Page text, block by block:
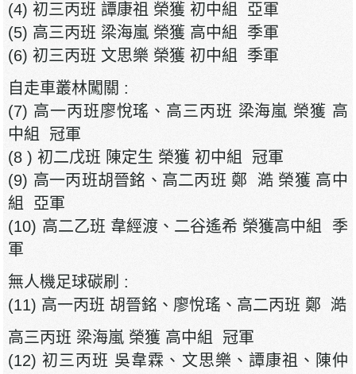
(4) 初三丙班 譚康祖 榮獲 初中組 亞軍
(5) 高三丙班 梁海嵐 榮獲 高中組 季軍
(6) 初三丙班 文思樂 榮獲 初中組 季軍
自走車叢林闖關 :
(7) 高一丙班廖悅瑤、高三丙班 梁海嵐 榮獲 高
中組 冠軍
(8 ) 初二戊班 陳定生 榮獲 初中組 冠軍
(9) 高一丙班胡晉銘、高二丙班 鄭 澔 榮獲 高中
組 亞軍
(10) 高二乙班 韋經渡、二谷遙希 榮獲高中組 季
軍
無人機足球碳刷 :
(11) 高一丙班 胡晉銘、廖悅瑤、高二丙班 鄭 澔
高三丙班 梁海嵐 榮獲 高中組 冠軍
(12) 初三丙班 吳韋霖、文思樂、譚康祖、陳仲